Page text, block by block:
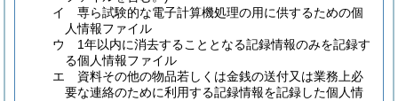
イ
専ら試験的な電子計算機処理の用に供するための個
人情報ファイル
ウ
1年以内に消去することとなる記録情報のみを記録す
る個人情報ファイル
エ
資料その他の物品若しくは金銭の送付又は業務上必
要な連絡のために利用する記録情報を記録した個人情